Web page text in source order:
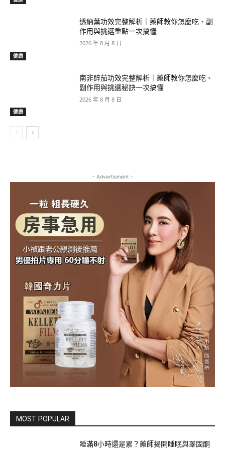
健康
透納葉功效完整解析｜藥師教你怎麼吃、副
作用與挑選重點一次搞懂
2026 年 8 月 8 日
健康
南非醉茄功效完整解析｜藥師教你怎麼吃、
副作用與挑選秘訣一次搞懂
2026 年 8 月 8 日
- Advertisment -
MOST POPULAR
睡滿8小時還是累？藥師揭開睡眠與睪固酮